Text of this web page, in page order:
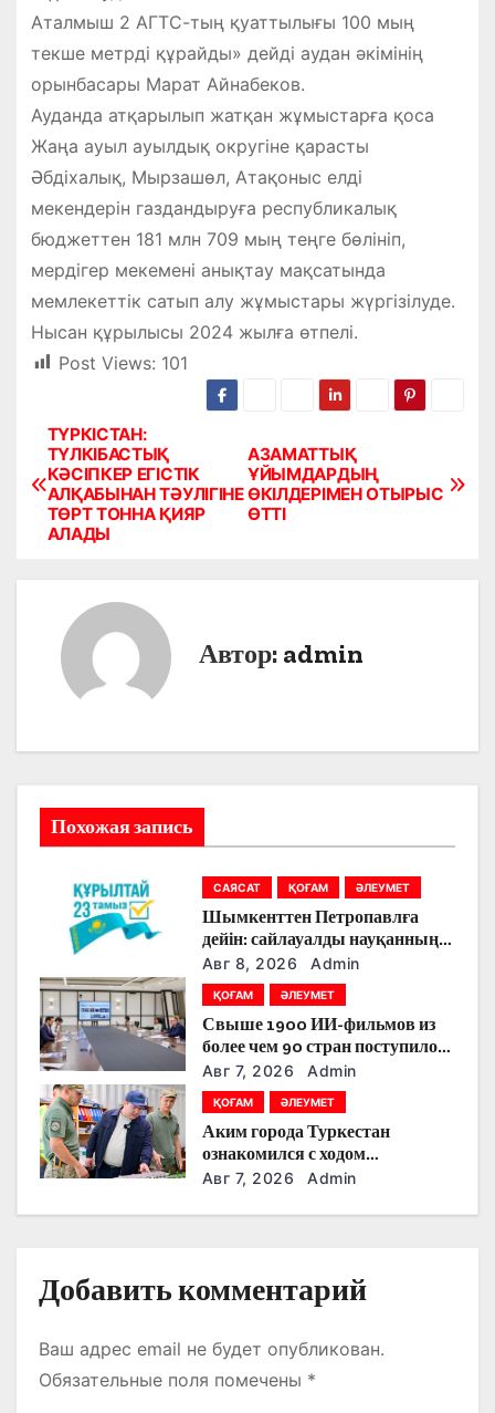
Аталмыш 2 АГТС-тың қуаттылығы 100 мың
текше метрді құрайды» дейді аудан әкімінің
орынбасары Марат Айнабеков.
Ауданда атқарылып жатқан жұмыстарға қоса
Жаңа ауыл ауылдық округіне қарасты
Әбдіхалық, Мырзашөл, Атақоныс елді
мекендерін газдандыруға республикалық
бюджеттен 181 млн 709 мың теңге бөлініп,
мердігер мекемені анықтау мақсатында
мемлекеттік сатып алу жұмыстары жүргізілуде.
Нысан құрылысы 2024 жылға өтпелі.
Post Views: 101
Н
а
в
и
я
п
а
п
и
с
я
АЗАМАТТЫҚ
ҰЙЫМДАРДЫҢ
ӨКІЛДЕРІМЕН ОТЫРЫС
ӨТТІ
ТҮРКІСТАН:
ТҮЛКІБАСТЫҚ
КӘСІПКЕР ЕГІСТІК
АЛҚАБЫНАН ТӘУЛІГІНЕ
ТӨРТ ТОННА ҚИЯР
АЛАДЫ
Автор: admin
Похожая запись
САЯСАТ ҚОҒАМ ӘЛЕУМЕТ
Шымкенттен Петропавлға
дейін: сайлауалды науқанның
кезекті күнінде партияларды
қандай тақырыптар
тоғыстырды
Авг 8, 2026 Admin
ҚОҒАМ ӘЛЕУМЕТ
Свыше 1900 ИИ-фильмов из
более чем 90 стран поступило
на Astana AI Film Festival
Авг 7, 2026 Admin
ҚОҒАМ ӘЛЕУМЕТ
Аким города Туркестан
ознакомился с ходом
строительства военного
Авг 7, 2026 Admin
Добавить комментарий
Ваш адрес email не будет опубликован.
Обязательные поля помечены *